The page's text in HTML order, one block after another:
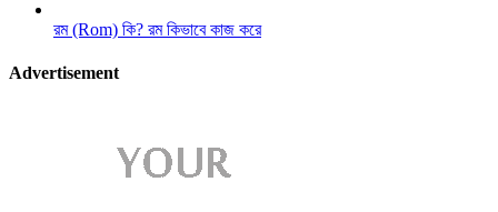
রম (Rom) কি? রম কিভাবে কাজ করে
Advertisement